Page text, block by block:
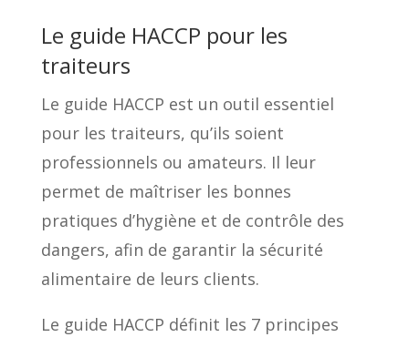
Le guide HACCP pour les
traiteurs
Le guide HACCP est un outil essentiel
pour les traiteurs, qu’ils soient
professionnels ou amateurs. Il leur
permet de maîtriser les bonnes
pratiques d’hygiène et de contrôle des
dangers, afin de garantir la sécurité
alimentaire de leurs clients.
Le guide HACCP définit les 7 principes